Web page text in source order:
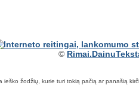
©
ieško žodžių, kurie turi tokią pačią ar panašią